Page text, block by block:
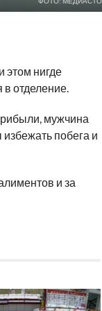
нигде
отделение.
мужчина
побега и
и за